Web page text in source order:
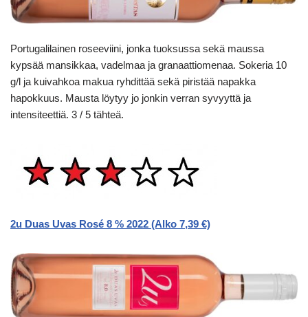
Portugalilainen roseeviini, jonka tuoksussa sekä maussa
kypsää mansikkaa, vadelmaa ja granaattiomenaa. Sokeria 10
g/l ja kuivahkoa makua ryhdittää sekä piristää napakka
hapokkuus. Mausta löytyy jo jonkin verran syvyyttä ja
intensiteettiä. 3 / 5 tähteä.
2u Duas Uvas Rosé 8 % 2022 (Alko 7,39 €)